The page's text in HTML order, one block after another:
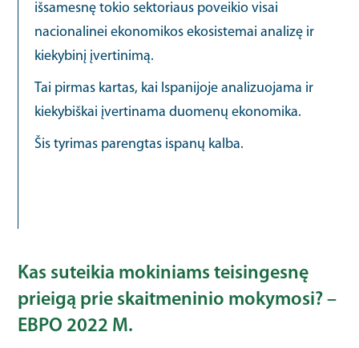
išsamesnę tokio sektoriaus poveikio visai
nacionalinei ekonomikos ekosistemai analizę ir
kiekybinį įvertinimą.
Tai pirmas kartas, kai Ispanijoje analizuojama ir
kiekybiškai įvertinama duomenų ekonomika.
Šis tyrimas parengtas ispanų kalba.
Kas suteikia mokiniams teisingesnę
prieigą prie skaitmeninio mokymosi? –
EBPO 2022 M.